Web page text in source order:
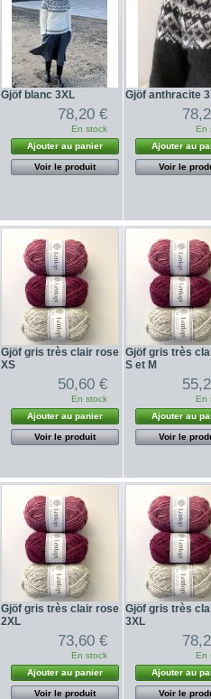
Gjöf blanc 3XL
78,20 €
En stock
Ajouter au panier
Voir le produit
Gjöf anthracite
En
Ajouter au
Voir le
Gjöf gris très clair rose
XS
50,60 €
En stock
Ajouter au panier
Voir le produit
Gjöf gris très
S et M
En
Ajouter au
Voir le
Gjöf gris très clair rose
2XL
73,60 €
En stock
Ajouter au panier
Voir le produit
Gjöf gris très
3XL
En
Ajouter au
Voir le